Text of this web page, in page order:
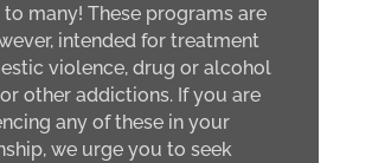
many! These programs are
intended for treatment
violence, drug or alcohol
other addictions. If you are
any of these in your
we urge you to seek